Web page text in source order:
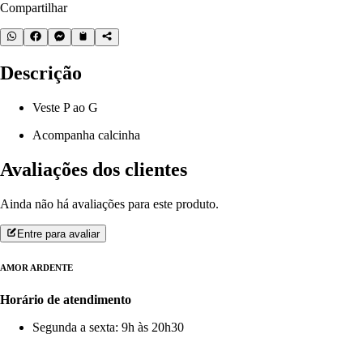
Compartilhar
Descrição
Veste P ao G
Acompanha calcinha
Avaliações dos clientes
Ainda não há avaliações para este produto.
Entre para avaliar
AMOR ARDENTE
Horário de atendimento
Segunda a sexta: 9h às 20h30